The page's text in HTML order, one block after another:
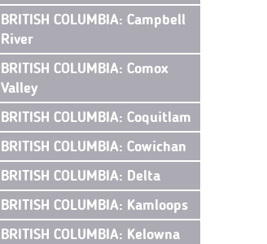
BRITISH COLUMBIA: Campbell
River
BRITISH COLUMBIA: Comox
Valley
BRITISH COLUMBIA: Coquitlam
BRITISH COLUMBIA: Cowichan
BRITISH COLUMBIA: Delta
BRITISH COLUMBIA: Kamloops
BRITISH COLUMBIA: Kelowna